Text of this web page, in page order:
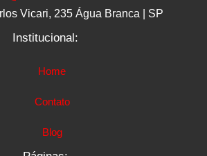
Vicari, 235 Água Branca | SP
Institucional:
Home
Contato
Blog